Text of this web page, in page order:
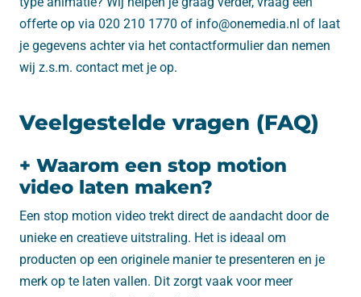
offerte op via 020 210 1770 of info@onemedia.nl of laat
je gegevens achter via het contactformulier dan nemen
wij z.s.m. contact met je op.
Veelgestelde vragen (FAQ)
+ Waarom een stop motion
video laten maken?
Een stop motion video trekt direct de aandacht door de
unieke en creatieve uitstraling. Het is ideaal om
producten op een originele manier te presenteren en je
merk op te laten vallen. Dit zorgt vaak voor meer